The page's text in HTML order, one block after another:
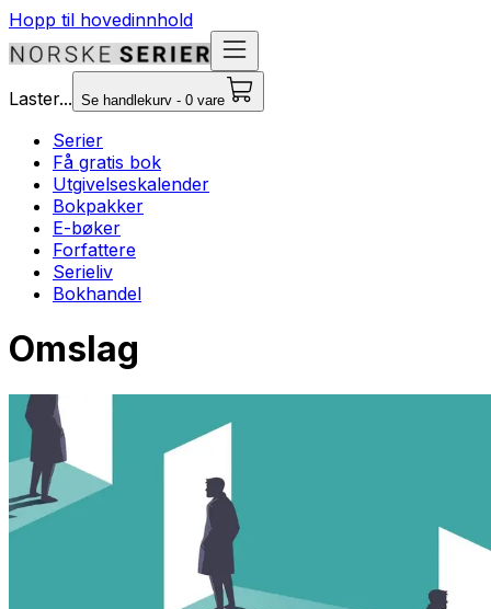
Hopp til hovedinnhold
Laster... Se handlekurv - 0 vare
Serier
Få gratis bok
Utgivelseskalender
Bokpakker
E-bøker
Forfattere
Serieliv
Bokhandel
Omslag